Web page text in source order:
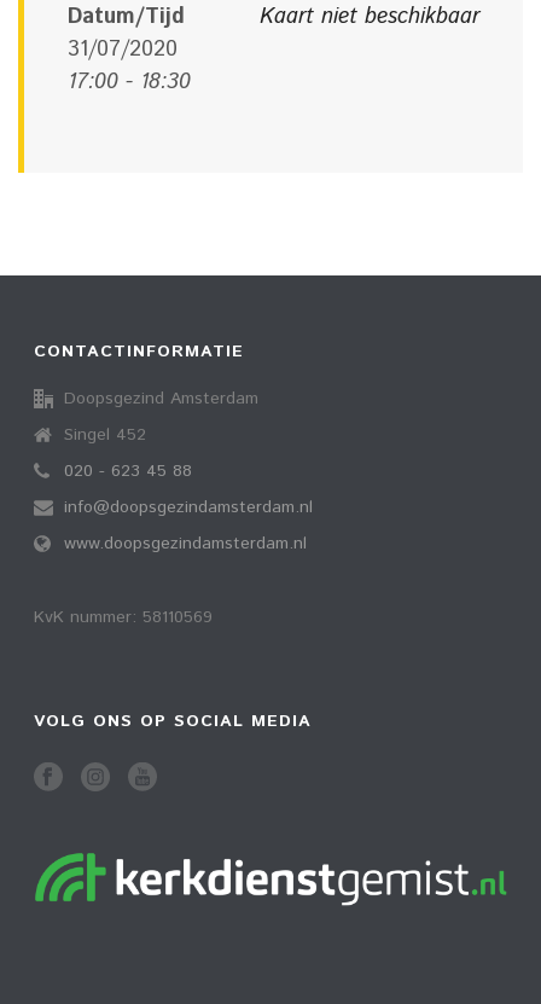
Kaart niet beschikbaar
Datum/Tijd
31/07/2020
17:00 - 18:30
CONTACTINFORMATIE
Doopsgezind Amsterdam
Singel 452
020 - 623 45 88
info@doopsgezindamsterdam.nl
www.doopsgezindamsterdam.nl
KvK nummer: 58110569
VOLG ONS OP SOCIAL MEDIA